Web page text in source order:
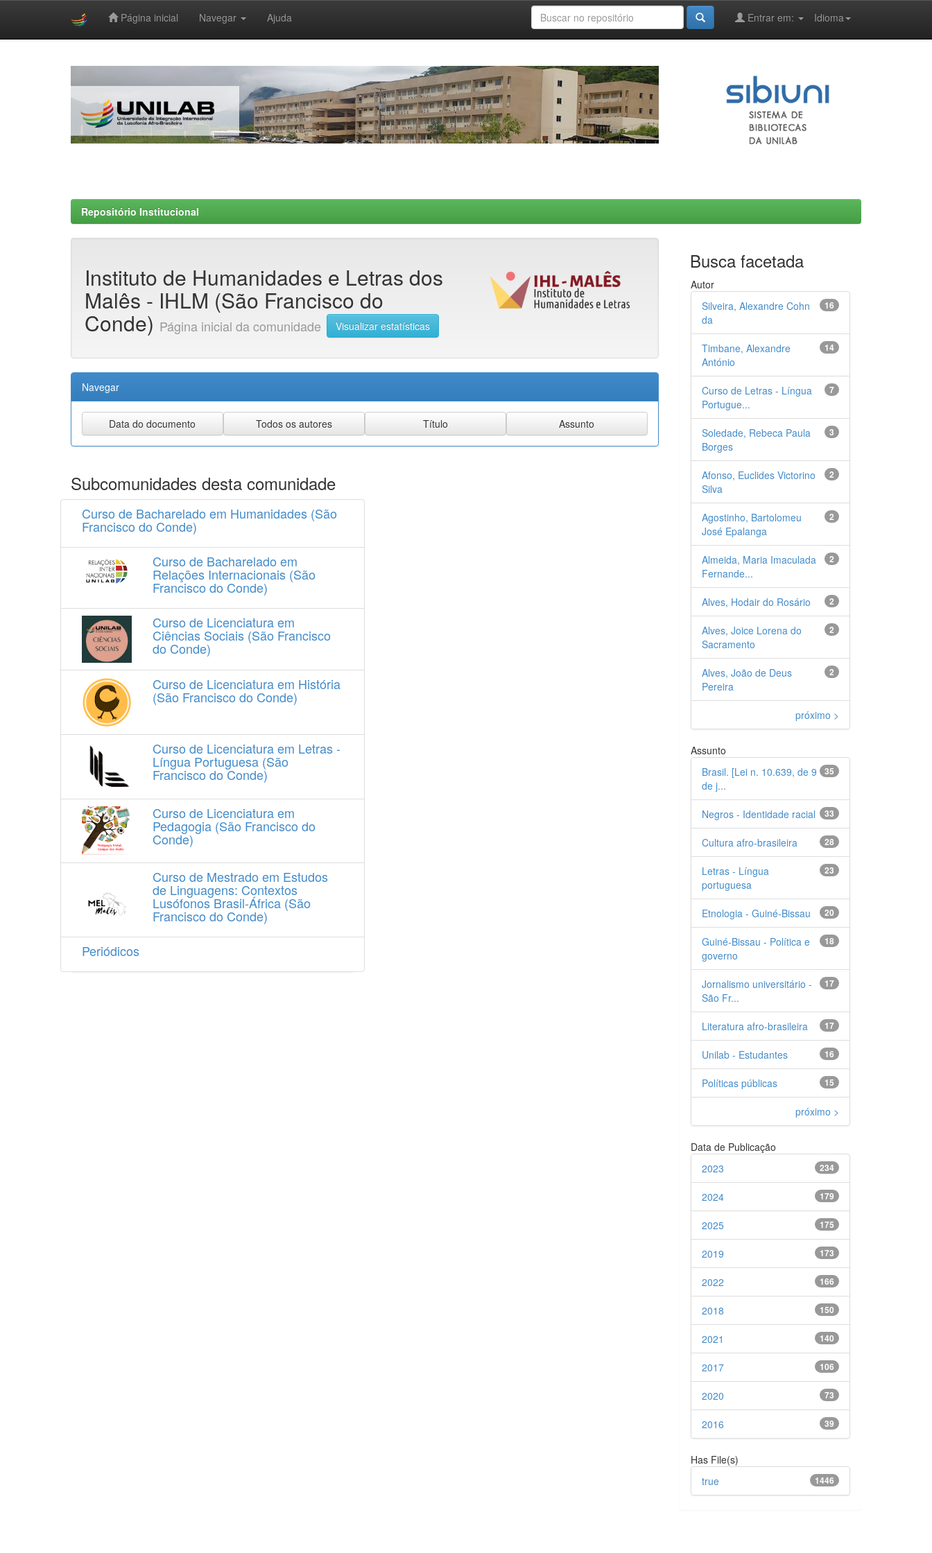
Página inicial Navegar Ajuda Idioma
Entrar em:
Repositório Institucional
Instituto de Humanidades e Letras dos
Malês - IHLM (São Francisco do
Conde) Página inicial da comunidade Visualizar estatísticas
Navegar
Subcomunidades desta comunidade
Curso de Bacharelado em Humanidades (São
Francisco do Conde)
Curso de Bacharelado em
Relações Internacionais (São
Francisco do Conde)
Curso de Licenciatura em
Ciências Sociais (São Francisco
do Conde)
Curso de Licenciatura em História
(São Francisco do Conde)
Curso de Licenciatura em Letras -
Língua Portuguesa (São
Francisco do Conde)
Curso de Licenciatura em
Pedagogia (São Francisco do
Conde)
Curso de Mestrado em Estudos
de Linguagens: Contextos
Lusófonos Brasil-África (São
Francisco do Conde)
Periódicos
Busca facetada
Autor
16
Silveira, Alexandre Cohn
da
14
Timbane, Alexandre
António
7
Curso de Letras - Língua
Portugue...
3
Soledade, Rebeca Paula
Borges
2
Afonso, Euclides Victorino
Silva
2
Agostinho, Bartolomeu
José Epalanga
2
Almeida, Maria Imaculada
Fernande...
2
Alves, Hodair do Rosário
2
Alves, Joice Lorena do
Sacramento
2
Alves, João de Deus
Pereira
próximo >
Assunto
35
Brasil. [Lei n. 10.639, de 9
de j...
33
Negros - Identidade racial
28
Cultura afro-brasileira
23
Letras - Língua
portuguesa
20
Etnologia - Guiné-Bissau
18
Guiné-Bissau - Política e
governo
17
Jornalismo universitário -
São Fr...
17
Literatura afro-brasileira
16
Unilab - Estudantes
15
Políticas públicas
próximo >
Data de Publicação
234
2023
179
2024
175
2025
173
2019
166
2022
150
2018
140
2021
106
2017
73
2020
39
2016
Has File(s)
1446
true